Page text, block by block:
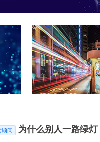
顾问 为什么别人一路绿